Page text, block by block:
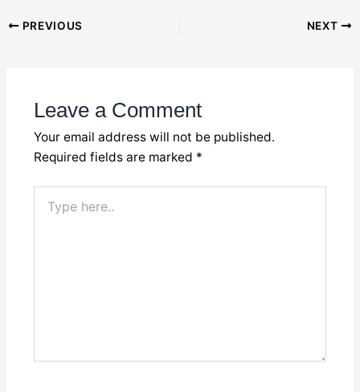
Post
PREVIOUS NEXT
Leave a Comment
Your email address will not be published.
Required fields are marked *
here..